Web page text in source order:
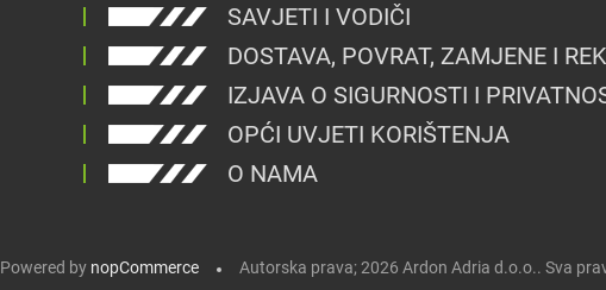
SAVJETI I VODIČI
DOSTAVA, POVRAT, ZAMJENE I
IZJAVA O SIGURNOSTI I
OPĆI UVJETI KORIŠTENJA
O NAMA
Powered by nopCommerce Autorska prava; 2026 Ardon Adria d.o.o.. Sva